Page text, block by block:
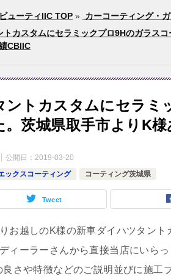
ューティIIC TOP » カーコーティング・
トカスタムにセラミックプロ9Hのガラス
CBIIC
ントカスタムにセラミ
茨城県取手市よりK様
公開日： 2019-03-20
ックスコーティング
コーティング茨城県
Tweet
お越しのK様の新車ダイハツタン
ィーラーさんから直接当店にいら
さや特徴などのご説明並びに施工